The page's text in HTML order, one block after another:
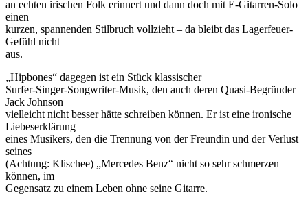
an echten irischen Folk erinnert und dann doch mit E-Gitarren-Solo
einen
kurzen, spannenden Stilbruch vollzieht – da bleibt das Lagerfeuer-
Gefühl nicht
aus.
„Hipbones“ dagegen ist ein Stück klassischer
Surfer-Singer-Songwriter-Musik, den auch deren Quasi-Begründer
Jack Johnson
vielleicht nicht besser hätte schreiben können. Er ist eine ironische
Liebeserklärung
eines Musikers, den die Trennung von der Freundin und der Verlust
seines
(Achtung: Klischee) „Mercedes Benz“ nicht so sehr schmerzen
können, im
Gegensatz zu einem Leben ohne seine Gitarre.